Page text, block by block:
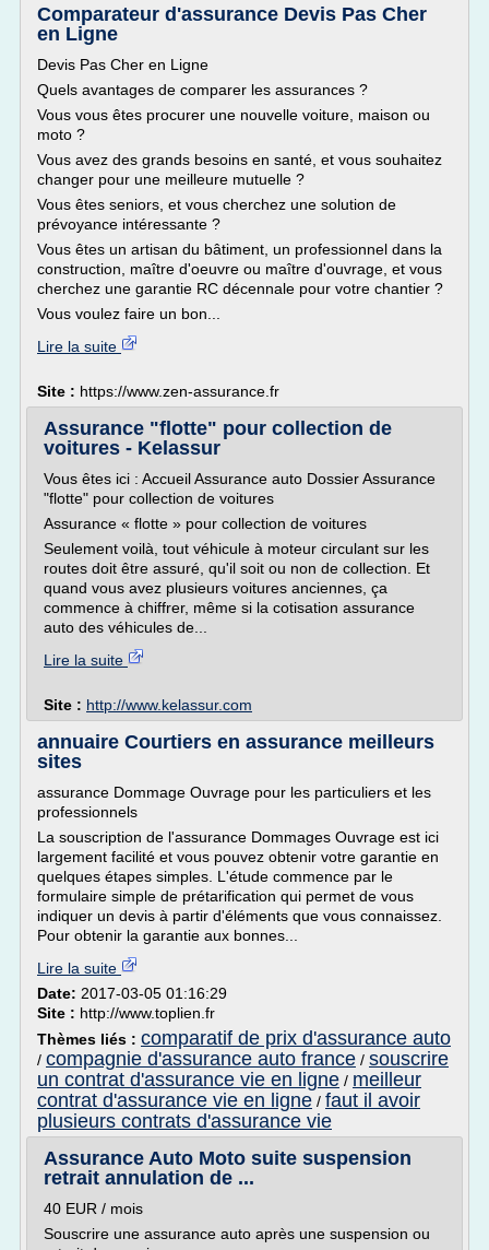
Comparateur d'assurance Devis Pas Cher
en Ligne
Devis Pas Cher en Ligne
Quels avantages de comparer les assurances ?
Vous vous êtes procurer une nouvelle voiture, maison ou
moto ?
Vous avez des grands besoins en santé, et vous souhaitez
changer pour une meilleure mutuelle ?
Vous êtes seniors, et vous cherchez une solution de
prévoyance intéressante ?
Vous êtes un artisan du bâtiment, un professionnel dans la
construction, maître d'oeuvre ou maître d'ouvrage, et vous
cherchez une garantie RC décennale pour votre chantier ?
Vous voulez faire un bon...
Lire la suite
Site : https://www.zen-assurance.fr
Assurance "flotte" pour collection de
voitures - Kelassur
Vous êtes ici : Accueil Assurance auto Dossier Assurance
"flotte" pour collection de voitures
Assurance « flotte » pour collection de voitures
Seulement voilà, tout véhicule à moteur circulant sur les
routes doit être assuré, qu'il soit ou non de collection. Et
quand vous avez plusieurs voitures anciennes, ça
commence à chiffrer, même si la cotisation assurance
auto des véhicules de...
Lire la suite
Site : http://www.kelassur.com
annuaire Courtiers en assurance meilleurs
sites
assurance Dommage Ouvrage pour les particuliers et les
professionnels
La souscription de l'assurance Dommages Ouvrage est ici
largement facilité et vous pouvez obtenir votre garantie en
quelques étapes simples. L'étude commence par le
formulaire simple de prétarification qui permet de vous
indiquer un devis à partir d'éléments que vous connaissez.
Pour obtenir la garantie aux bonnes...
Lire la suite
Date: 2017-03-05 01:16:29
Site : http://www.toplien.fr
Thèmes liés : comparatif de prix d'assurance auto
/ compagnie d'assurance auto france / souscrire
un contrat d'assurance vie en ligne / meilleur
contrat d'assurance vie en ligne / faut il avoir
plusieurs contrats d'assurance vie
Assurance Auto Moto suite suspension
retrait annulation de ...
40 EUR / mois
Souscrire une assurance auto après une suspension ou